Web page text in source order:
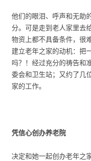
他们的眼泪、呼声和无助
分。可是走到老人家里去
物资上都不具备条件，很
建立老年之家的动机：把
吗？！经过充分的祷告和
委会和卫生站；又约了几
家的工作。
凭信心创办养老院
决定和她一起创办老年之